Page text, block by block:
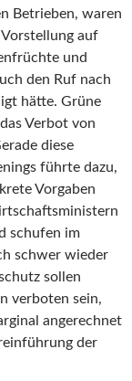
Betrieben, waren
auf
und
den Ruf nach
hätte. Grüne
Verbot von
diese
führte dazu,
Vorgaben
schufen im
schwer wieder
sollen
verboten sein,
angerechnet
der